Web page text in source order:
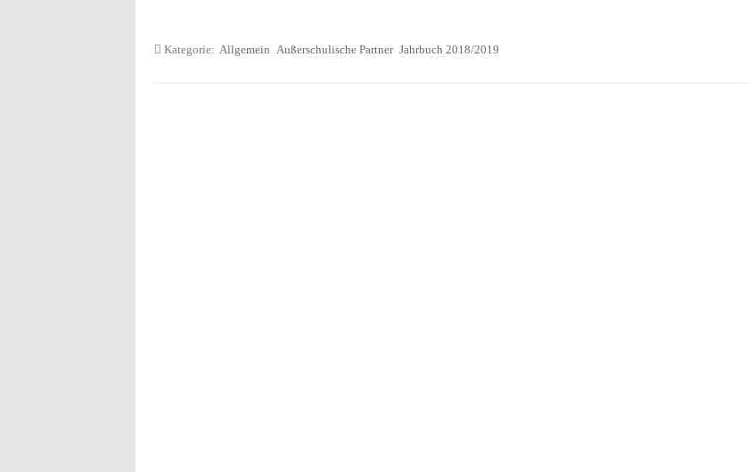
Kategorie: Allgemein Außerschulische Partner Jahrbuch 2018/2019